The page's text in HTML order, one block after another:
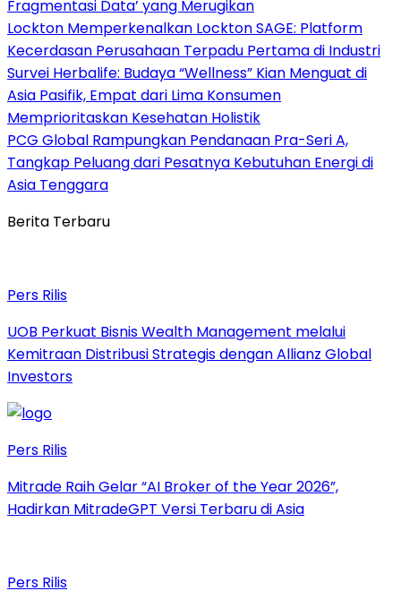
Fragmentasi Data’ yang Merugikan
Lockton Memperkenalkan Lockton SAGE: Platform
Kecerdasan Perusahaan Terpadu Pertama di Industri
Survei Herbalife: Budaya “Wellness” Kian Menguat di
Asia Pasifik, Empat dari Lima Konsumen
Memprioritaskan Kesehatan Holistik
PCG Global Rampungkan Pendanaan Pra-Seri A,
Tangkap Peluang dari Pesatnya Kebutuhan Energi di
Asia Tenggara
Berita Terbaru
Pers Rilis
UOB Perkuat Bisnis Wealth Management melalui
Kemitraan Distribusi Strategis dengan Allianz Global
Investors
Pers Rilis
Mitrade Raih Gelar “AI Broker of the Year 2026”,
Hadirkan MitradeGPT Versi Terbaru di Asia
Pers Rilis